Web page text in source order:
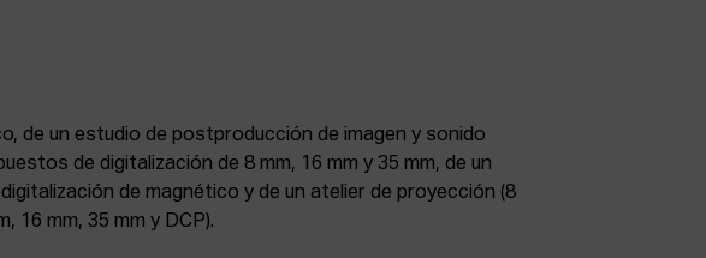
16 mm, 35 mm y DCP).